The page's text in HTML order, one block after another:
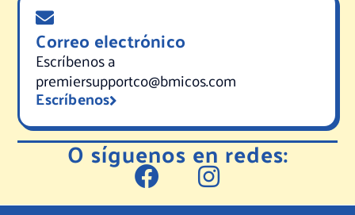
Correo electrónico
Escríbenos a
premiersupportco@bmicos.com
Escríbenos
O síguenos en redes: